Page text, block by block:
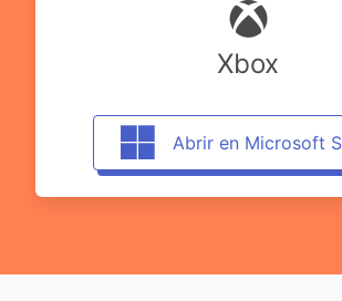
Xbox
Abrir en Microsoft